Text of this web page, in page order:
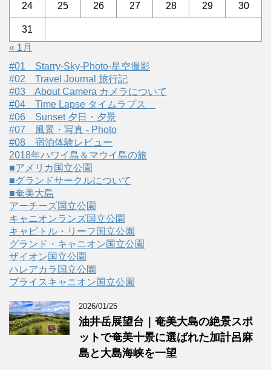
24 25 26 27 28 29 30
31
« 1月
#01 Starry-Sky-Photo-星空撮影
#02 Travel Journal 旅行記
#03 About Camera カメラについて
#04 Time Lapse タイムラプス
#06 Sunset 夕日・夕景
#07 風景・写真 - Photo
#08 宿泊体験レビュー
2018年ハワイ島＆マウイ島の旅
■アメリカ国立公園
■グランドサークルについて
■奄美大島
アーチーズ国立公園
キャニオンランズ国立公園
キャピトル・リーフ国立公園
グランド・キャニオン国立公園
ザイオン国立公園
ハレアカラ国立公園
ブライスキャニオン国立公園
2026/01/25
油井岳展望台｜奄美大島の絶景スポ
ットで奄美十景に選ばれた加計呂麻
島と大島海峡を一望